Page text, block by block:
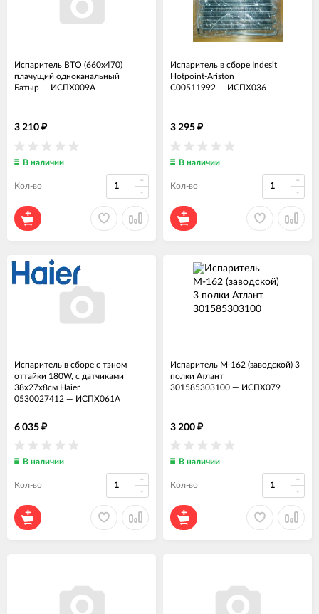
Испаритель ВТО (660x470)
плачущий одноканальный
Батыр — ИСПХ009А
3 210 ₽
В наличии
Кол-во
Испаритель в сборе Indesit
Hotpoint-Ariston
C00511992 — ИСПХ036
3 295 ₽
В наличии
Кол-во
Испаритель в сборе с тэном
оттайки 180W, c датчиками
38x27x8см Haier
0530027412 — ИСПХ061А
6 035 ₽
В наличии
Кол-во
Испаритель М-162 (заводской) 3
полки Атлант
301585303100 — ИСПХ079
3 200 ₽
В наличии
Кол-во